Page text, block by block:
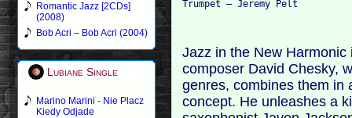
Romantic Jazz [2CDs]
(2008)
Bob Acri – Bob Acri (2004)
Lubiane Single
Marino Marini - Nie Placz
Kiedy Odjade
Jazz in the New
composer David Chesky,
genres, combines them in
concept. He unleashes a